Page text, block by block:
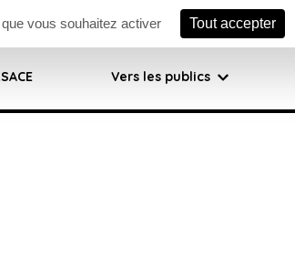
Vers les publics
vous souhaitez activer Tout accepter